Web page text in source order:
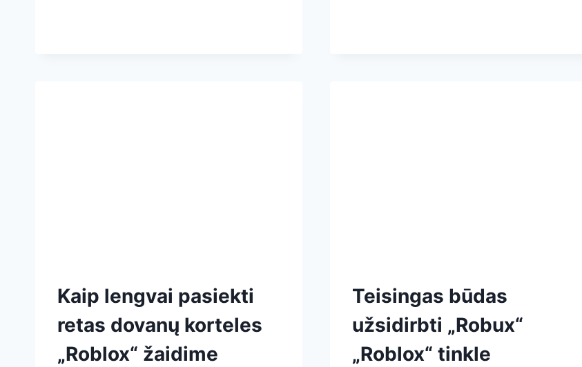
Kaip lengvai pasiekti
retas dovanų korteles
„Roblox“ žaidime
Teisingas būdas
užsidirbti „Robux“
„Roblox“ tinkle